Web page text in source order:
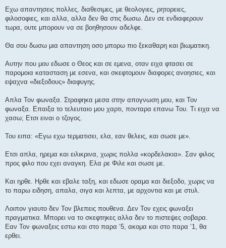
Eχω απαντησεις πολλες, διαθεσιμες, με θεολογιες, ρητορειες,
φιλοσοφιες, και αλλα, αλλα δεν θα στις δωσω. Δεν σε ενδιαφερουν
τωρα, ουτε μπορουν να σε βοηθησουν αδελφε.
Θα σου δωσω μια απαντηση οσο μπορω πιο ξεκαθαρη και βιωματικη.
Αυτην που μου εδωσε ο Θεος και σε εμενα, οταν ειχα φτασει σε
παρομοια κατασταση με εσενα, και σκεφτομουν διαφορες ανοησιες, και
εψαχνα «διεξοδους» διαφυγης.
Απλα Τον φωναξα. Στραφηκα μεσα στην απογνωση μου, και Τον
φωναξα. Επαιξα το τελευταιο μου χαρτι, πονταρα επανω Του. Τι ειχα να
χασω; Ετσι ειναι ο τζογος.
Του ειπα: «Εγω εχω τερματισει, ελα, εαν θελεις, και σωσε με».
Ετσι απλα, ηρεμα και ειλικρινα, χωρις πολλα «κορδελακια». Σαν φιλος
προς φιλο που εχει αναγκη. Ελα ρε Φιλε και σωσε με.
Και ηρθε. Ηρθε και εβαλε ταξη, και εδωσε οραμα και διεξοδο, χωρις να
το παρω ειδηση, απαλα, σιγα και λεπτα, με αρχοντια και με στυλ.
Λοιπον γιαυτο δεν Τον βλεπεις πουθενα. Δεν Τον εχεις φωναξει
πραγματικα. Μπορει να το σκεφτηκες αλλα δεν το πιστεψες σοβαρα.
Εαν Τον φωναξεις εστω και στο παρα ‘5, ακομα και στο παρα ‘1, θα
ερθει.